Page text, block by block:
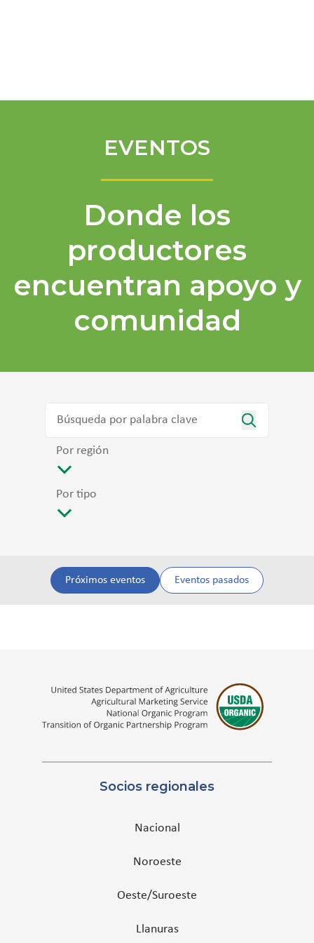
EVENTOS
Donde los
productores
encuentran apoyo y
comunidad
Por región
Por tipo
Próximos eventos Eventos pasados
Socios regionales
Nacional
Noroeste
Oeste/Suroeste
Llanuras